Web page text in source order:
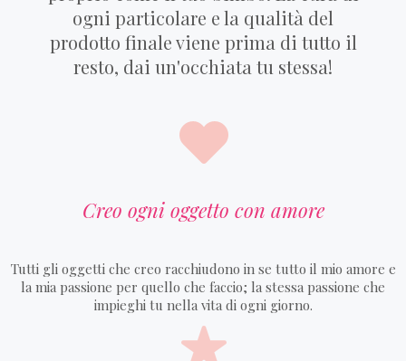
ogni particolare e la qualità del
prodotto finale viene prima di tutto il
resto, dai un'occhiata tu stessa!
Creo ogni oggetto con amore
Tutti gli oggetti che creo racchiudono in se tutto il mio amore e
la mia passione per quello che faccio; la stessa passione che
impieghi tu nella vita di ogni giorno.